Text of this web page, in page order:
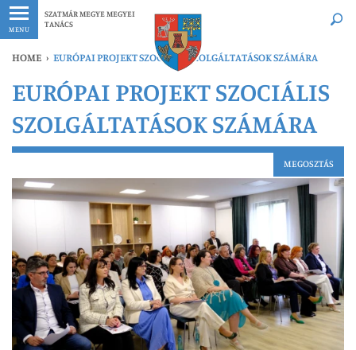
MENU
SZATMÁR MEGYE MEGYEI
TANÁCS
Legfrissebb Bármikor
HOME › EURÓPAI PROJEKT SZOCIÁLIS SZOLGÁLTATÁSOK SZÁMÁRA
EURÓPAI PROJEKT SZOCIÁLIS
SZOLGÁLTATÁSOK SZÁMÁRA
MEGOSZTÁS